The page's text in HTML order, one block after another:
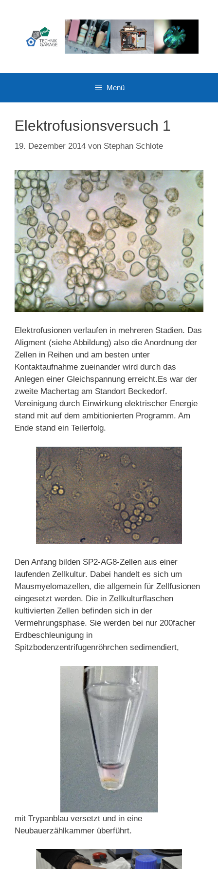
Menü
Elektrofusionsversuch 1
19. Dezember 2014 von Stephan Schlote
Elektrofusionen verlaufen in mehreren Stadien. Das
Aligment (siehe Abbildung) also die Anordnung der
Zellen in Reihen und am besten unter
Kontaktaufnahme zueinander wird durch das
Anlegen einer Gleichspannung erreicht.Es war der
zweite Machertag am Standort Beckedorf.
Vereinigung durch Einwirkung elektrischer Energie
stand mit auf dem ambitionierten Programm. Am
Ende stand ein Teilerfolg.
Den Anfang bilden SP2-AG8-Zellen aus einer
laufenden Zellkultur. Dabei handelt es sich um
Mausmyelomazellen, die allgemein für Zellfusionen
eingesetzt werden. Die in Zellkulturflaschen
kultivierten Zellen befinden sich in der
Vermehrungsphase. Sie werden bei nur 200facher
Erdbeschleunigung in
Spitzbodenzentrifugenröhrchen sedimendiert,
mit Trypanblau versetzt und in eine
Neubauerzählkammer überführt.